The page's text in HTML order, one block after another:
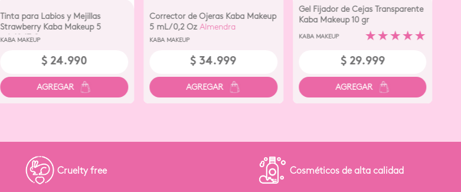
Tinta para Labios y Mejillas
Strawberry Kaba Makeup 5
mL/0,17 Oz
KABA MAKEUP
$ 24.990
Corrector de Ojeras Kaba Makeup
5 mL/0,2 Oz Almendra
KABA MAKEUP
$ 34.999
Gel Fijador de Cejas Transparente
Kaba Makeup 10 gr
KABA MAKEUP ★ ★ ★ ★ ★
$ 29.999
Cosméticos de alta calidad